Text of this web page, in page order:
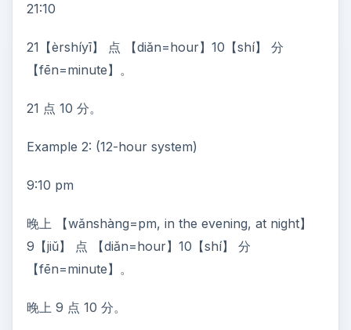
21:10
21【èrshíyī】 点 【diǎn=hour】10【shí】 分
【fēn=minute】。
21 点 10 分。
Example 2: (12-hour system)
9:10 pm
晚上 【wǎnshàng=pm, in the evening, at night】
9【jiǔ】 点 【diǎn=hour】10【shí】 分
【fēn=minute】。
晚上 9 点 10 分。